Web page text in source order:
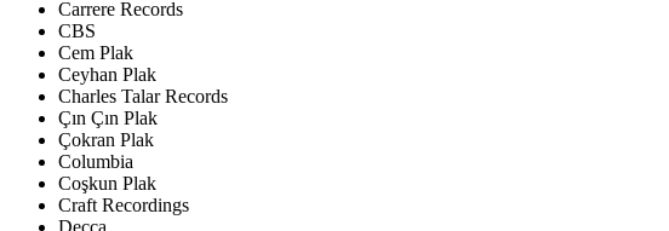
Carrere Records
CBS
Cem Plak
Ceyhan Plak
Charles Talar Records
Çın Çın Plak
Çokran Plak
Columbia
Coşkun Plak
Craft Recordings
Decca